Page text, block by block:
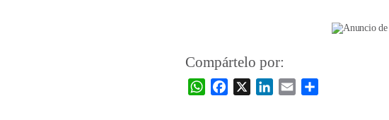
Compártelo por:
W
X
L